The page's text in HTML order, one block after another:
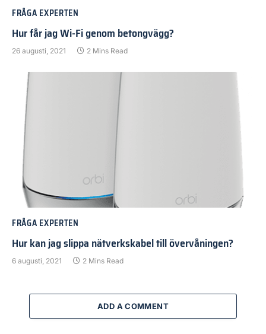
FRÅGA EXPERTEN
Hur får jag Wi-Fi genom betongvägg?
26 augusti, 2021 2 Mins Read
FRÅGA EXPERTEN
Hur kan jag slippa nätverkskabel till övervåningen?
6 augusti, 2021 2 Mins Read
ADD A COMMENT